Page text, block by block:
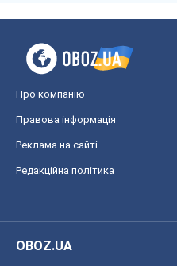
Про компанію
Правова інформація
Реклама на сайті
Редакційна політика
OBOZ.UA